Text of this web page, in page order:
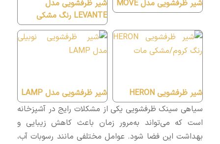
شیر ظرفشویی مدل MOVE
شیر ظرفشویی مدل
LEVANTE رنگ مشکی
شیر ظرفشویی HERON
شیر ظرفشویی مدل LAMP
سیاهی سینک ظرفشویی یکی از مشکلات رایج در آشپزخانه
است که می‌تواند به‌مرور زمان باعث کاهش زیبایی و
بهداشت این فضا شود. عوامل مختلفی مانند رسوبات آب،